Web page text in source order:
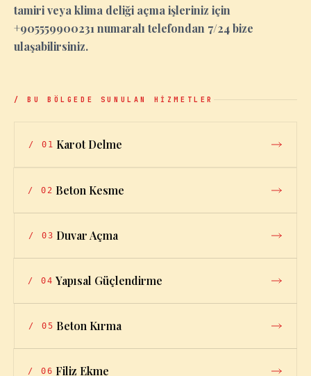
tamiri veya klima deliği açma işleriniz için
+905559900231 numaralı telefondan 7/24 bize
ulaşabilirsiniz.
/ BU BÖLGEDE SUNULAN HİZMETLER
/ 01 Karot Delme
/ 02 Beton Kesme
/ 03 Duvar Açma
/ 04 Yapısal Güçlendirme
/ 05 Beton Kırma
/ 06 Filiz Ekme